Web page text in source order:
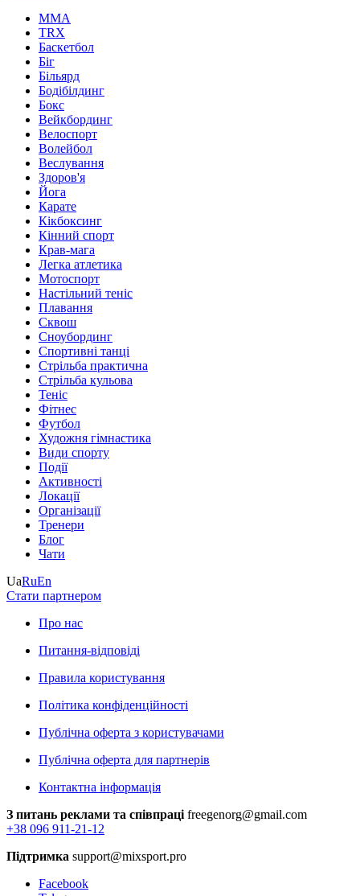
MMA
TRX
Баскетбол
Біг
Більярд
Бодібілдинг
Бокс
Вейкбординг
Велоспорт
Волейбол
Веслування
Здоров'я
Йога
Карате
Кікбоксинг
Кінний спорт
Крав-мага
Легка атлетика
Мотоспорт
Настільний теніс
Плавання
Сквош
Сноубординг
Спортивні танці
Стрільба практична
Стрільба кульова
Теніс
Фітнес
Футбол
Художня гімнастика
Види спорту
Події
Активності
Локації
Організації
Тренери
Блог
Чати
UaRuEn
Стати партнером
Про нас
Питання-відповіді
Правила користування
Політика конфіденційності
Публічна оферта з користувачами
Публічна оферта для партнерів
Контактна інформація
З питань реклами та співпраці freegenorg@gmail.com
+38 096 911-21-12
Підтримка support@mixsport.pro
Facebook